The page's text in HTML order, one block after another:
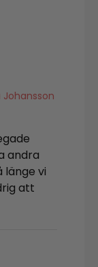
Johansson
andra
länge vi
att